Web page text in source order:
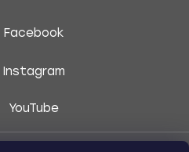
Facebook
Instagram
YouTube